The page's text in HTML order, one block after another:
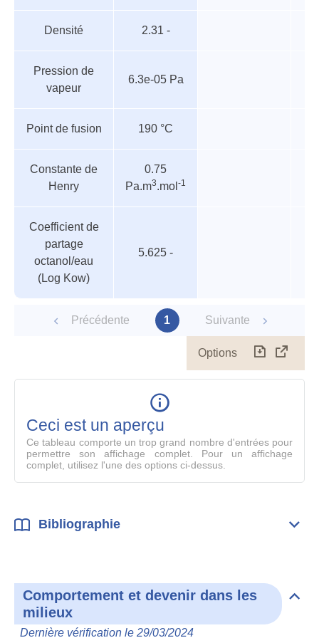
Densité 2.31 -
Pression de
vapeur
6.3e-05 Pa
Point de fusion 190 °C
Constante de
Henry
0.75
Pa.m3.mol -1
Coefficient de
partage
octanol/eau
(Log Kow)
5.625 -
Précédente 1 Suivante
Options
le
Ceci est un aperçu
Ce tableau comporte un trop grand nombre d'entrées pour
permettre son affichage complet. Pour un affichage
complet, utilisez l'une des options ci-dessus.
Bibliographie
Comportement et devenir dans les
milieux
Dernière vérification le 29/03/2024